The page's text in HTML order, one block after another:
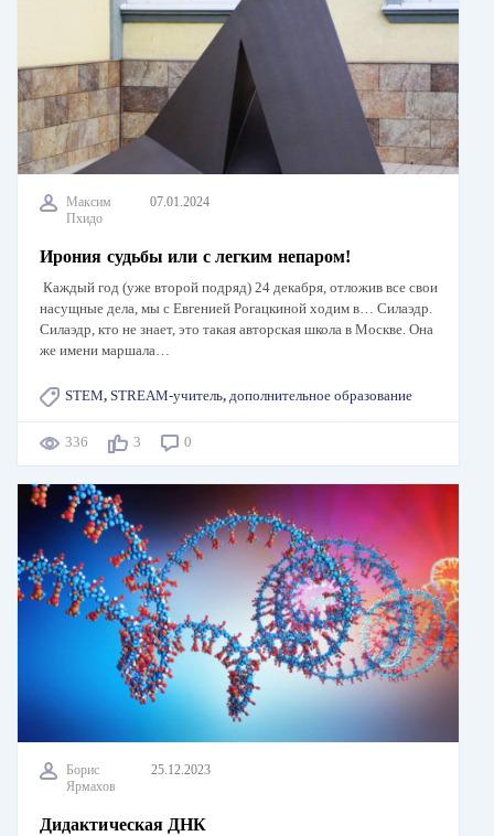
Максим
Пхидо
07.01.2024
Ирония судьбы или с легким непаром!
Каждый год (уже второй подряд) 24 декабря, отложив все свои
насущные дела, мы с Евгенией Рогацкиной ходим в… Силаэдр.
Силаэдр, кто не знает, это такая авторская школа в Москве. Она
же имени маршала…
STEM, STREAM-учитель, дополнительное образование
336 3 0
Борис
Ярмахов
25.12.2023
Дидактическая ДНК